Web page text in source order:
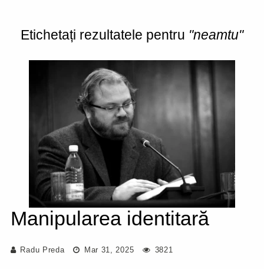
Etichetați rezultatele pentru "neamtu"
Manipularea identitară
Radu Preda Mar 31, 2025 3821